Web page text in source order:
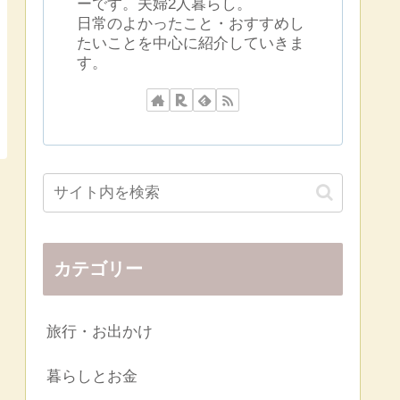
ーです。夫婦2人暮らし。
日常のよかったこと・おすすめし
たいことを中心に紹介していきま
す。
カテゴリー
旅行・お出かけ
暮らしとお金